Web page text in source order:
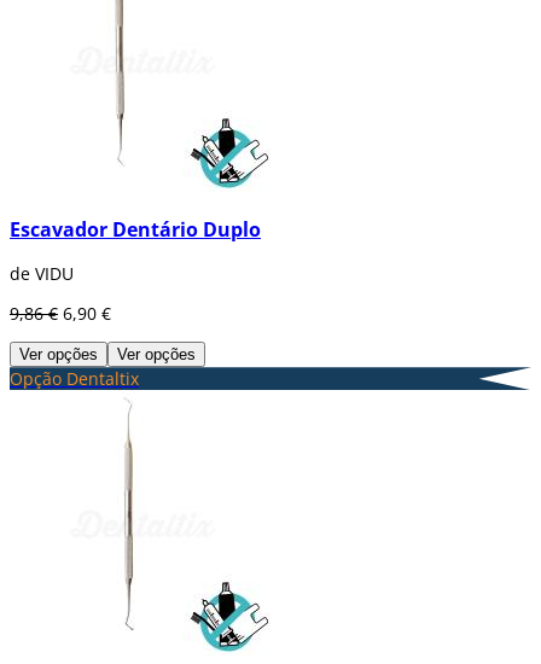
Escavador Dentário Duplo
de VIDU
9,86 € 6,90 €
Ver opções Ver opções
Opção Dentaltix